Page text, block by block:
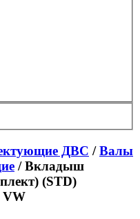
ДВС /Валы
/ Вкладыш
(STD)
VW